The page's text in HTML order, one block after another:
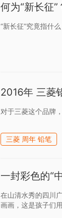
何为“新长征
“新长征”究竟指什
2016年 三菱
对于三菱这个品牌
三菱 周年 铅笔
一封彩色的“
在山清水秀的四川
画画，这是孩子们